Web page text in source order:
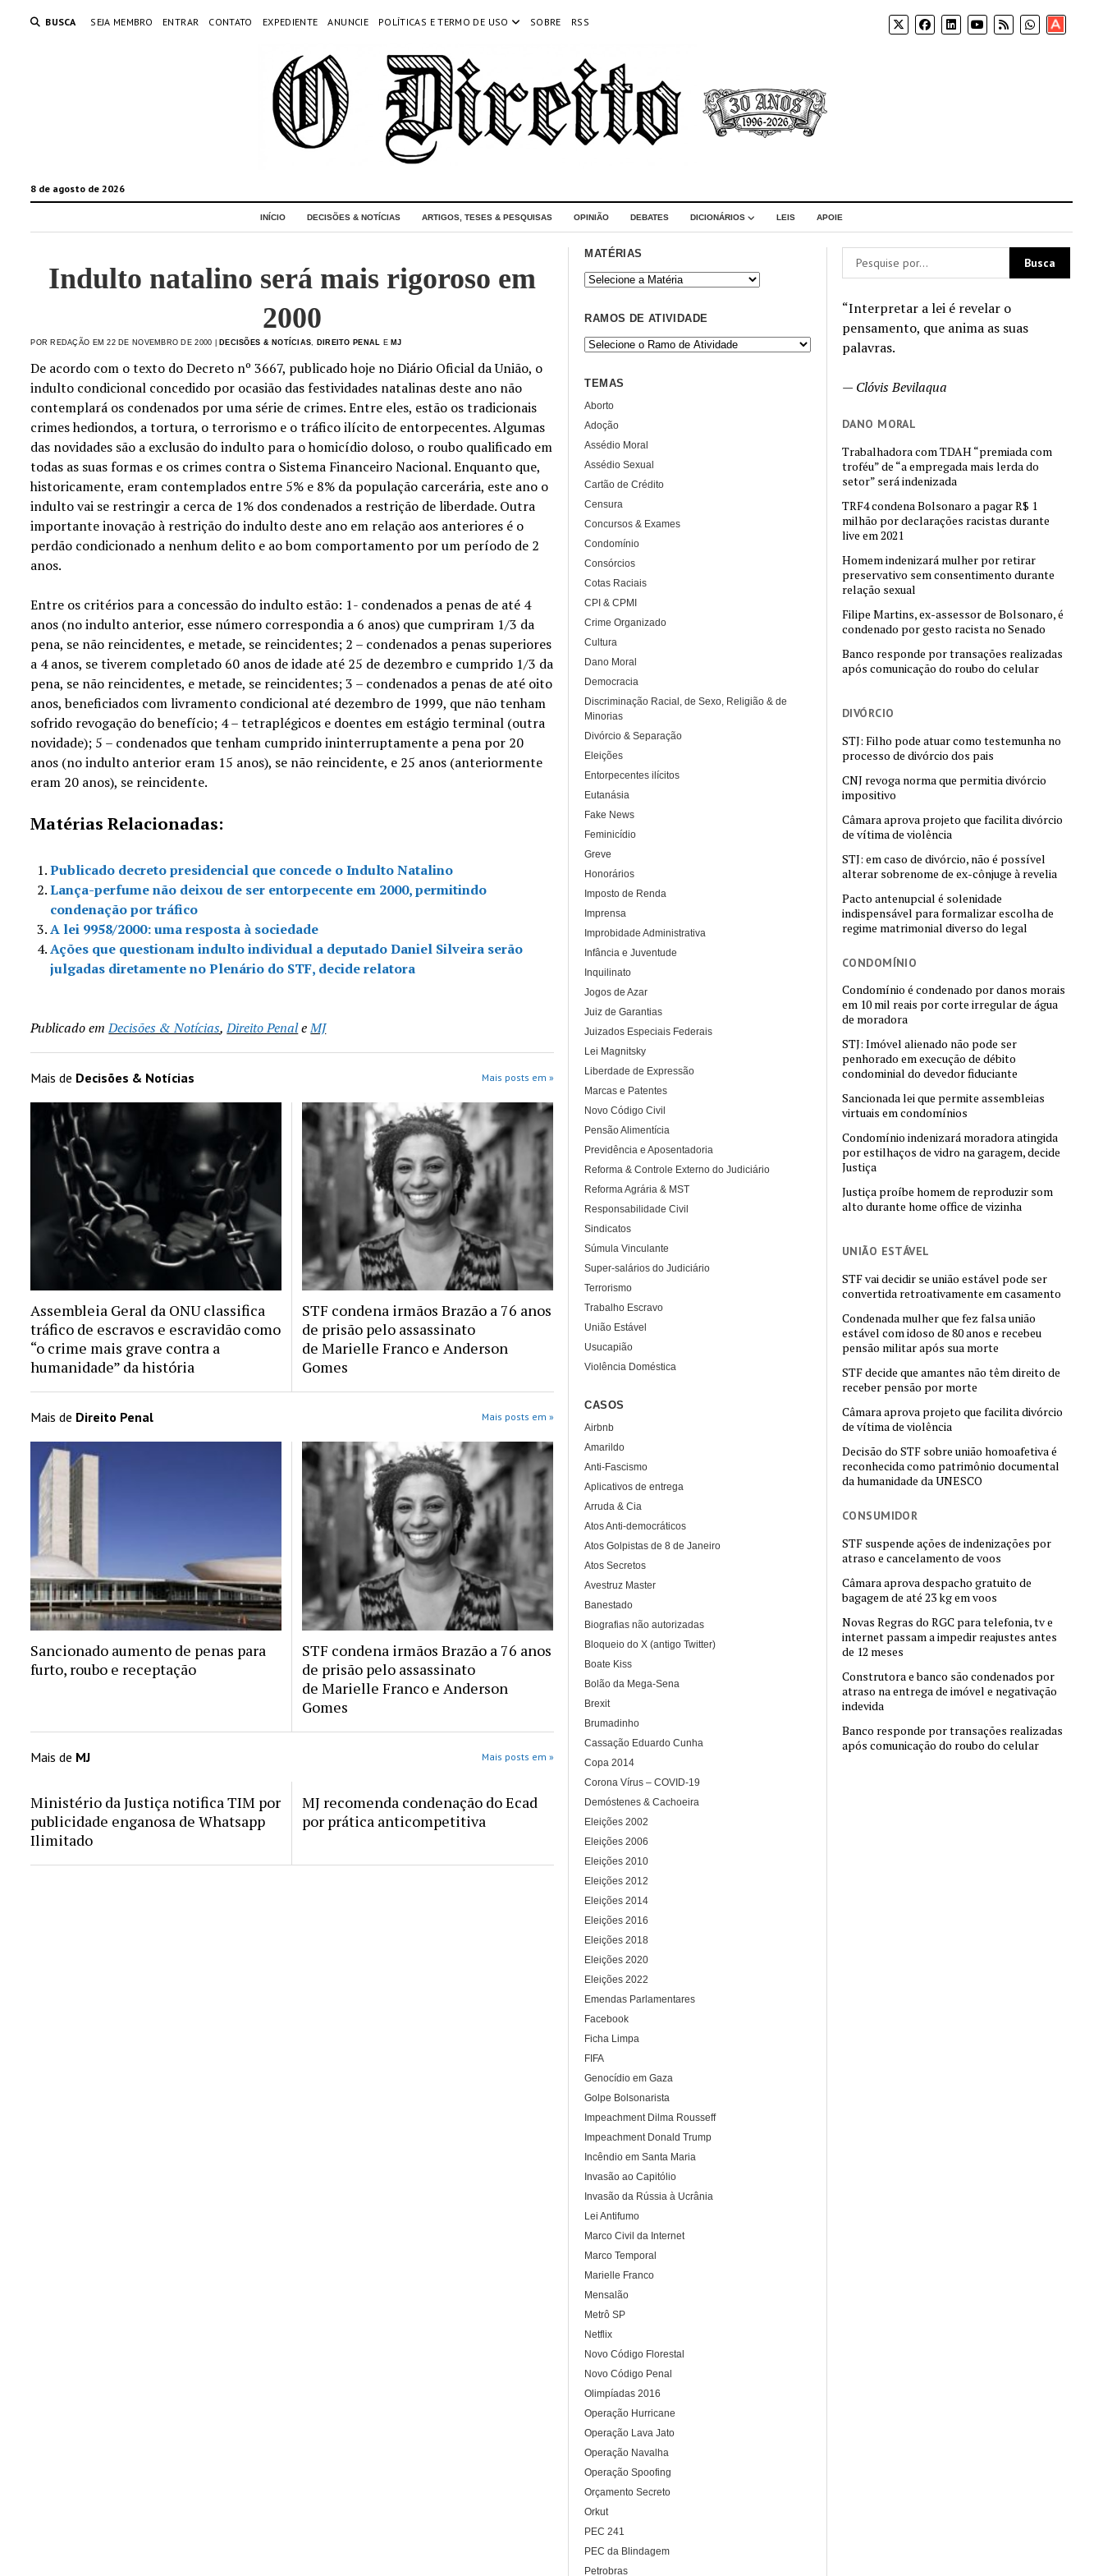
BUSCA SEJA MEMBRO ENTRAR CONTATO EXPEDIENTE ANUNCIE POLÍTICAS E TERMO DE USO SOBRE RSS
Apoia-
se
8 de agosto de 2026
INÍCIO DECISÕES & NOTÍCIAS ARTIGOS, TESES & PESQUISAS OPINIÃO DEBATES DICIONÁRIOS LEIS APOIE
“Interpretar a lei é revelar o
pensamento, que anima as suas
palavras.
— Clóvis Bevilaqua
DANO MORAL
Trabalhadora com TDAH “premiada com
troféu” de “a empregada mais lerda do
setor” será indenizada
TRF4 condena Bolsonaro a pagar R$ 1
milhão por declarações racistas durante
live em 2021
Homem indenizará mulher por retirar
preservativo sem consentimento durante
relação sexual
Filipe Martins, ex-assessor de Bolsonaro, é
condenado por gesto racista no Senado
Banco responde por transações realizadas
após comunicação do roubo do celular
DIVÓRCIO
STJ: Filho pode atuar como testemunha no
processo de divórcio dos pais
CNJ revoga norma que permitia divórcio
impositivo
Câmara aprova projeto que facilita divórcio
de vítima de violência
STJ: em caso de divórcio, não é possível
alterar sobrenome de ex-cônjuge à revelia
Pacto antenupcial é solenidade
indispensável para formalizar escolha de
regime matrimonial diverso do legal
CONDOMÍNIO
Condomínio é condenado por danos morais
em 10 mil reais por corte irregular de água
de moradora
STJ: Imóvel alienado não pode ser
penhorado em execução de débito
condominial do devedor fiduciante
Sancionada lei que permite assembleias
virtuais em condomínios
Condomínio indenizará moradora atingida
por estilhaços de vidro na garagem, decide
Justiça
Justiça proíbe homem de reproduzir som
alto durante home office de vizinha
UNIÃO ESTÁVEL
STF vai decidir se união estável pode ser
convertida retroativamente em casamento
Condenada mulher que fez falsa união
estável com idoso de 80 anos e recebeu
pensão militar após sua morte
STF decide que amantes não têm direito de
receber pensão por morte
Câmara aprova projeto que facilita divórcio
de vítima de violência
Decisão do STF sobre união homoafetiva é
reconhecida como patrimônio documental
da humanidade da UNESCO
CONSUMIDOR
STF suspende ações de indenizações por
atraso e cancelamento de voos
Câmara aprova despacho gratuito de
bagagem de até 23 kg em voos
Novas Regras do RGC para telefonia, tv e
internet passam a impedir reajustes antes
de 12 meses
Construtora e banco são condenados por
atraso na entrega de imóvel e negativação
indevida
Banco responde por transações realizadas
após comunicação do roubo do celular
Indulto natalino será mais rigoroso em
2000
POR REDAÇÃO EM 22 DE NOVEMBRO DE 2000 | DECISÕES & NOTÍCIAS DIREITO PENAL E MJ
De acordo com o texto do Decreto nº 3667, publicado hoje no Diário Oficial da União, o
indulto condicional concedido por ocasião das festividades natalinas deste ano não
contemplará os condenados por uma série de crimes. Entre eles, estão os tradicionais
crimes hediondos, a tortura, o terrorismo e o tráfico ilícito de entorpecentes. Algumas
das novidades são a exclusão do indulto para o homicídio doloso, o roubo qualificado em
todas as suas formas e os crimes contra o Sistema Financeiro Nacional. Enquanto que,
historicamente, eram contemplados entre 5% e 8% da população carcerária, este ano o
indulto vai se restringir a cerca de 1% dos condenados a restrição de liberdade. Outra
importante inovação à restrição do indulto deste ano em relação aos anteriores é o
perdão condicionado a nenhum delito e ao bom comportamento por um período de 2
anos.
Entre os critérios para a concessão do indulto estão: 1- condenados a penas de até 4
anos (no indulto anterior, esse número correspondia a 6 anos) que cumpriram 1/3 da
pena, se não reincidentes, e metade, se reincidentes; 2 – condenados a penas superiores
a 4 anos, se tiverem completado 60 anos de idade até 25 de dezembro e cumprido 1/3 da
pena, se não reincidentes, e metade, se reincidentes; 3 – condenados a penas de até oito
anos, beneficiados com livramento condicional até dezembro de 1999, que não tenham
sofrido revogação do benefício; 4 – tetraplégicos e doentes em estágio terminal (outra
novidade); 5 – condenados que tenham cumprido ininterruptamente a pena por 20
anos (no indulto anterior eram 15 anos), se não reincidente, e 25 anos (anteriormente
eram 20 anos), se reincidente.
Matérias Relacionadas:
Publicado decreto presidencial que concede o Indulto Natalino
Lança-perfume não deixou de ser entorpecente em 2000, permitindo
condenação por tráfico
A lei 9958/2000: uma resposta à sociedade
Ações que questionam indulto individual a deputado Daniel Silveira serão
julgadas diretamente no Plenário do STF, decide relatora
Publicado em Decisões & Notícias,Direito PenaleMJ
Mais de Decisões & Notícias Mais posts em »
Assembleia Geral da ONU classifica
tráfico de escravos e escravidão como
“o crime mais grave contra a
humanidade” da história
STF condena irmãos Brazão a 76 anos
de prisão pelo assassinato
de Marielle Franco e Anderson
Gomes
Mais de Direito Penal Mais posts em »
Sancionado aumento de penas para
furto, roubo e receptação
STF condena irmãos Brazão a 76 anos
de prisão pelo assassinato
de Marielle Franco e Anderson
Gomes
Mais de MJ Mais posts em »
Ministério da Justiça notifica TIM por
publicidade enganosa de Whatsapp
Ilimitado
MJ recomenda condenação do Ecad
por prática anticompetitiva
MATÉRIAS
RAMOS DE ATIVIDADE
TEMAS
Aborto
Adoção
Assédio Moral
Assédio Sexual
Cartão de Crédito
Censura
Concursos & Exames
Condomínio
Consórcios
Cotas Raciais
CPI & CPMI
Crime Organizado
Cultura
Dano Moral
Democracia
Discriminação Racial, de Sexo, Religião & de
Minorias
Divórcio & Separação
Eleições
Entorpecentes ilícitos
Eutanásia
Fake News
Feminicídio
Greve
Honorários
Imposto de Renda
Imprensa
Improbidade Administrativa
Infância e Juventude
Inquilinato
Jogos de Azar
Juiz de Garantias
Juizados Especiais Federais
Lei Magnitsky
Liberdade de Expressão
Marcas e Patentes
Novo Código Civil
Pensão Alimentícia
Previdência e Aposentadoria
Reforma & Controle Externo do Judiciário
Reforma Agrária & MST
Responsabilidade Civil
Sindicatos
Súmula Vinculante
Super-salários do Judiciário
Terrorismo
Trabalho Escravo
União Estável
Usucapião
Violência Doméstica
CASOS
Airbnb
Amarildo
Anti-Fascismo
Aplicativos de entrega
Arruda & Cia
Atos Anti-democráticos
Atos Golpistas de 8 de Janeiro
Atos Secretos
Avestruz Master
Banestado
Biografias não autorizadas
Bloqueio do X (antigo Twitter)
Boate Kiss
Bolão da Mega-Sena
Brexit
Brumadinho
Cassação Eduardo Cunha
Copa 2014
Corona Vírus – COVID-19
Demóstenes & Cachoeira
Eleições 2002
Eleições 2006
Eleições 2010
Eleições 2012
Eleições 2014
Eleições 2016
Eleições 2018
Eleições 2020
Eleições 2022
Emendas Parlamentares
Facebook
Ficha Limpa
FIFA
Genocídio em Gaza
Golpe Bolsonarista
Impeachment Dilma Rousseff
Impeachment Donald Trump
Incêndio em Santa Maria
Invasão ao Capitólio
Invasão da Rússia à Ucrânia
Lei Antifumo
Marco Civil da Internet
Marco Temporal
Marielle Franco
Mensalão
Metrô SP
Netflix
Novo Código Florestal
Novo Código Penal
Olimpíadas 2016
Operação Hurricane
Operação Lava Jato
Operação Navalha
Operação Spoofing
Orçamento Secreto
Orkut
PEC 241
PEC da Blindagem
Petrobras